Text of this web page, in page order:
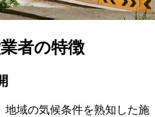
者の特徴
地域の気候条件を熟知した施